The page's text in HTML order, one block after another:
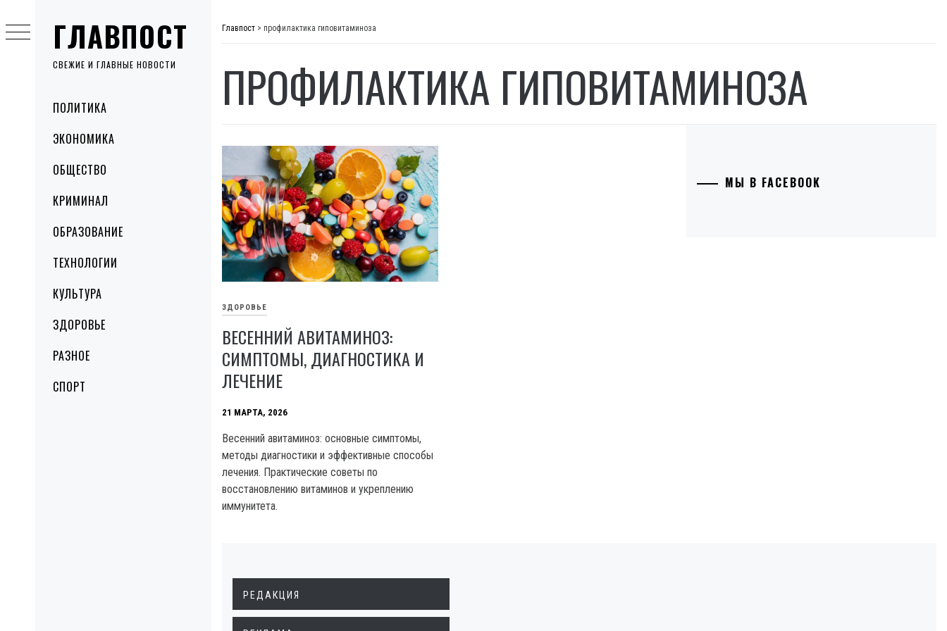
ГЛАВПОСТ
СВЕЖИЕ И ГЛАВНЫЕ НОВОСТИ
MenuПОЛИТИКА
ЭКОНОМИКА
ОБЩЕСТВО
КРИМИНАЛ
ОБРАЗОВАНИЕ
ТЕХНОЛОГИИ
КУЛЬТУРА
ЗДОРОВЬЕ
РАЗНОЕ
СПОРТ
to
content
Главпост > профилактика гиповитаминоза
ПРОФИЛАКТИКА ГИПОВИТАМИНОЗА
ЗДОРОВЬЕ
ВЕСЕННИЙ АВИТАМИНОЗ:
СИМПТОМЫ, ДИАГНОСТИКА И
ЛЕЧЕНИЕ
21 МАРТА, 2026
Весенний авитаминоз: основные симптомы,
методы диагностики и эффективные способы
лечения. Практические советы по
восстановлению витаминов и укреплению
иммунитета.
МЫ В FACEBOOK
РЕДАКЦИЯ